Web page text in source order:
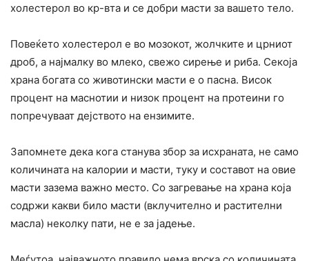
холестерол во кр-вта и се добри масти за вашето тело.
Повеќето холестерол е во мозокот, жолчките и црниот
дроб, а најмалку во млеко, свежо сирење и риба. Секоја
храна богата со животински масти е о пасна. Висок
процент на маснотии и низок процент на протеини го
попречуваат дејството на ензимите.
Запомнете дека кога станува збор за исхраната, не само
количината на калории и масти, туку и составот на овие
масти зазема важно место. Со загревање на храна која
содржи какви било масти (вклучително и растителни
масла) неколку пати, не е за јадење.